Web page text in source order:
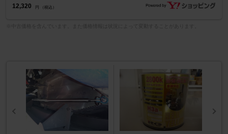
12,320 円 （税込）